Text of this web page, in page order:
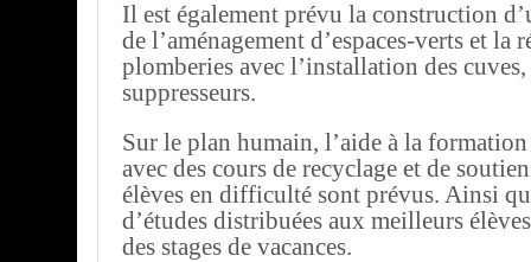
Il est également prévu la construction
de l’aménagement d’espaces-verts et la
plomberies avec l’installation des cuves,
suppresseurs.
Sur le plan humain, l’aide à la
avec des cours de recyclage et de
élèves en difficulté sont prévus. Ainsi
d’études distribuées aux meilleurs
des stages de vacances.